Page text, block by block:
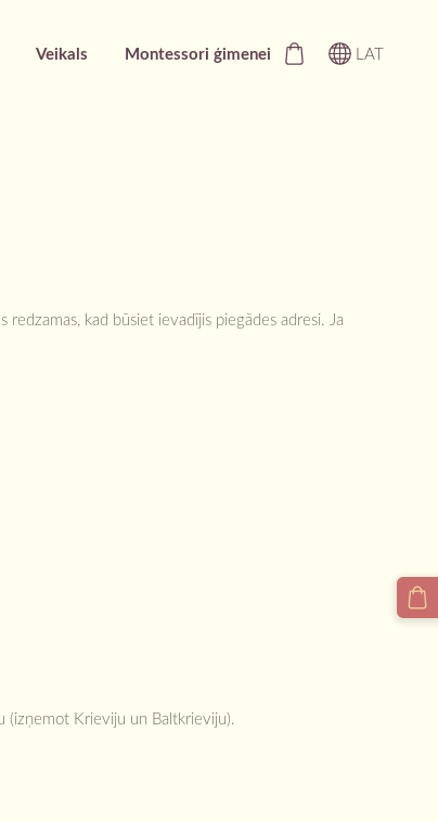
Veikals Montessori ģimenei LAT
kad būsiet ievadījis piegādes adresi. Ja
(izņemot Krieviju un Baltkrieviju).